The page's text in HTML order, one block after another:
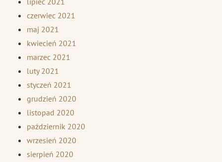
czerwiec 2021
maj 2021
kwiecień 2021
marzec 2021
luty 2021
styczeń 2021
grudzień 2020
listopad 2020
październik 2020
wrzesień 2020
sierpień 2020